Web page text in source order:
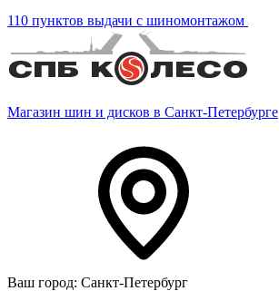
110 пунктов выдачи с шиномонтажом
Магазин шин и дисков в Санкт-Петербурге
Ваш город: Санкт-Петербург